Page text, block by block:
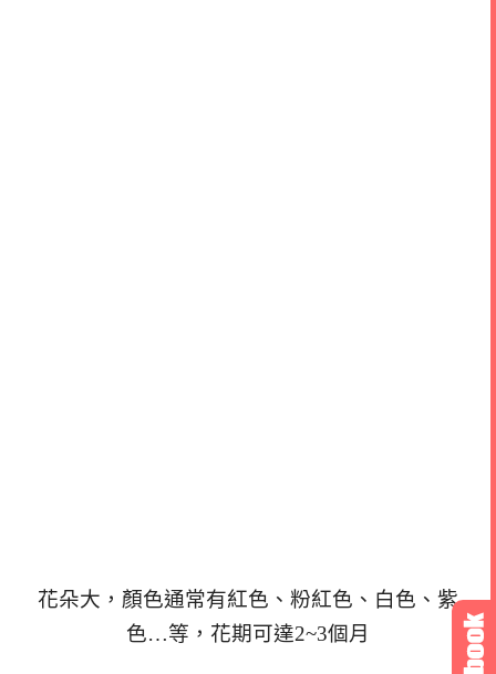
花朵大，顏色通常有紅色、粉紅色、白色、紫
色…等，花期可達2~3個月